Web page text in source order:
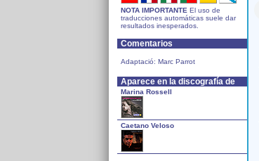
NOTA IMPORTANTE El uso de
traducciones automáticas suele dar
resultados inesperados.
Comentarios
Adaptació: Marc Parrot
Aparece en la discografía de
Marina Rossell
Caetano Veloso